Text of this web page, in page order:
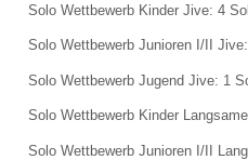
Solo Wettbewerb Kinder Jive: 4
Solo Wettbewerb Junioren I/II
Solo Wettbewerb Jugend Jive: 1
Solo Wettbewerb Kinder
Solo Wettbewerb Junioren I/II